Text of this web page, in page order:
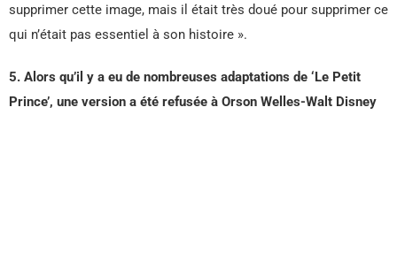
supprimer cette image, mais il était très doué pour supprimer ce
qui n’était pas essentiel à son histoire ».
5. Alors qu’il y a eu de nombreuses adaptations de ‘Le Petit
Prince’, une version a été refusée à Orson Welles-Walt Disney